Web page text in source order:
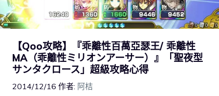
【Qoo攻略】『乖離性百萬亞瑟王/ 乖離性
MA（乖離性ミリオンアーサー）』「聖夜型
サンタクロース」超級攻略心得
2014/12/16 作者: 阿桔